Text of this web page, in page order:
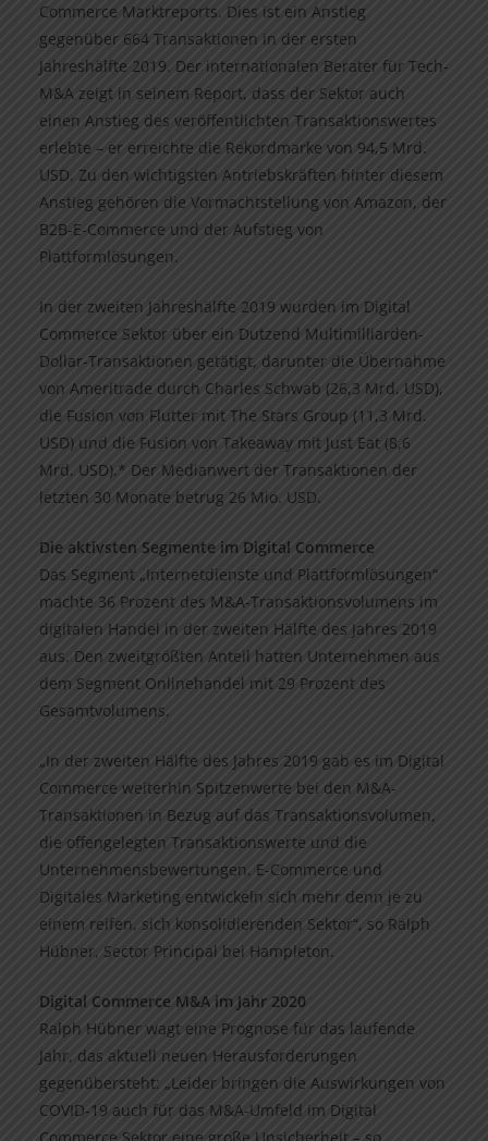
Commerce Marktreports. Dies ist ein Anstieg
gegenüber 664 Transaktionen in der ersten
Jahreshälfte 2019. Der internationalen Berater für Tech-
M&A zeigt in seinem Report, dass der Sektor auch
einen Anstieg des veröffentlichten Transaktionswertes
erlebte – er erreichte die Rekordmarke von 94,5 Mrd.
USD. Zu den wichtigsten Antriebskräften hinter diesem
Anstieg gehören die Vormachtstellung von Amazon, der
B2B-E-Commerce und der Aufstieg von
Plattformlösungen.
In der zweiten Jahreshälfte 2019 wurden im Digital
Commerce Sektor über ein Dutzend Multimilliarden-
Dollar-Transaktionen getätigt, darunter die Übernahme
von Ameritrade durch Charles Schwab (26,3 Mrd. USD),
die Fusion von Flutter mit The Stars Group (11,3 Mrd.
USD) und die Fusion von Takeaway mit Just Eat (8,6
Mrd. USD).* Der Medianwert der Transaktionen der
letzten 30 Monate betrug 26 Mio. USD.
Die aktivsten Segmente im Digital Commerce
Das Segment „Internetdienste und Plattformlösungen“
machte 36 Prozent des M&A-Transaktionsvolumens im
digitalen Handel in der zweiten Hälfte des Jahres 2019
aus. Den zweitgrößten Anteil hatten Unternehmen aus
dem Segment Onlinehandel mit 29 Prozent des
Gesamtvolumens.
„In der zweiten Hälfte des Jahres 2019 gab es im Digital
Commerce weiterhin Spitzenwerte bei den M&A-
Transaktionen in Bezug auf das Transaktionsvolumen,
die offengelegten Transaktionswerte und die
Unternehmensbewertungen. E-Commerce und
Digitales Marketing entwickeln sich mehr denn je zu
einem reifen, sich konsolidierenden Sektor“, so Ralph
Hübner, Sector Principal bei Hampleton.
Digital Commerce M&A im Jahr 2020
Ralph Hübner wagt eine Prognose für das laufende
Jahr, das aktuell neuen Herausforderungen
gegenübersteht: „Leider bringen die Auswirkungen von
COVID-19 auch für das M&A-Umfeld im Digital